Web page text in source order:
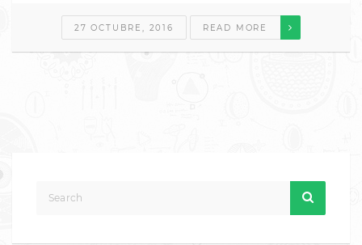
27 OCTUBRE, 2016 READ MORE